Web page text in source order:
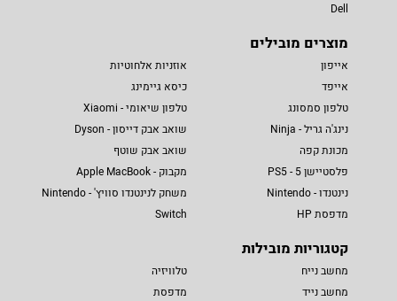
Dell
מוצרים מובילים
אייפון
אייפד
טלפון סמסונג
נינג'ה גריל - Ninja
מכונת קפה
פלסטיישן 5 - PS5
נינטנדו - Nintendo
מדפסת HP
אוזניות אלחוטיות
כיסא גיימינג
טלפון שיאומי - Xiaomi
שואב אבק דייסון - Dyson
שואב אבק שוטף
מקבוק - Apple MacBook
משחק לנינטנדו סוויץ' - Nintendo
Switch
קטגוריות מובילות
מחשב נייח
מחשב נייד
טלוויזיה
מדפסת